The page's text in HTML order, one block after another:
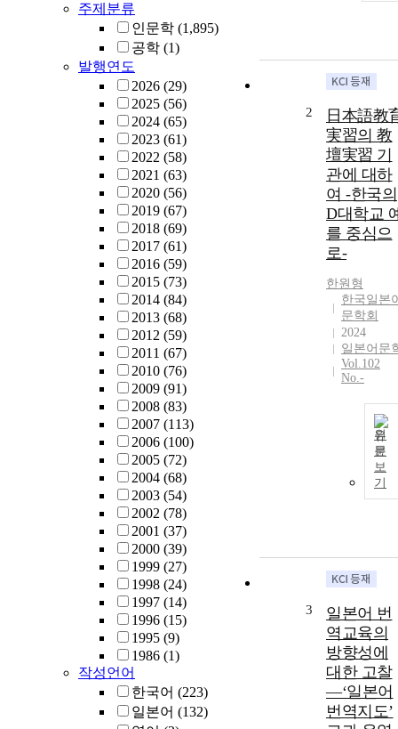
주제분류
인문학 (1,895)
공학 (1)
발행연도
2026 (29)
2025 (56)
2024 (65)
2023 (61)
2022 (58)
2021 (63)
2020 (56)
2019 (67)
2018 (69)
2017 (61)
2016 (59)
2015 (73)
2014 (84)
2013 (68)
2012 (59)
2011 (67)
2010 (76)
2009 (91)
2008 (83)
2007 (113)
2006 (100)
2005 (72)
2004 (68)
2003 (54)
2002 (78)
2001 (37)
2000 (39)
1999 (27)
1998 (24)
1997 (14)
1996 (15)
1995 (9)
1986 (1)
작성언어
한국어 (223)
일본어 (132)
2
日本語教
実習의 教
壇実習 기
관에 대하
여 -한국의
D대학교
를 중심으
로-
한원형
한국일본
문학회
2024
일본어문
Vol.102
No.-
원
문
보
기
3
일본어 번
역교육의
방향성에
대한 고찰
―‘일본어
번역지도’